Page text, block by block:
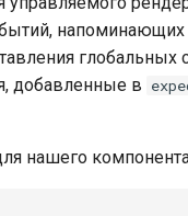
добавленные в
нашего